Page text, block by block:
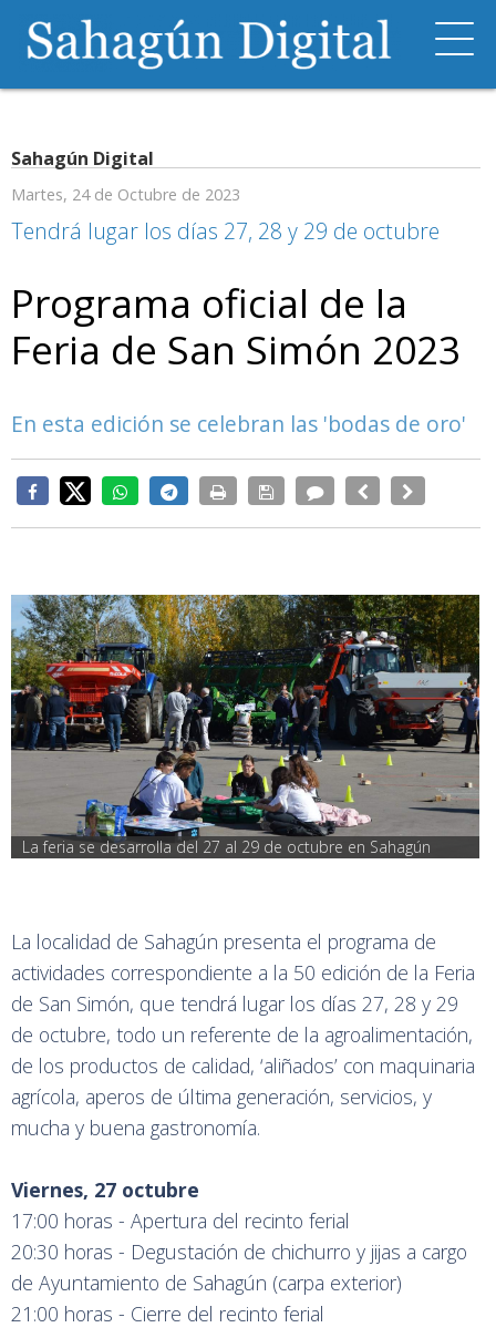
Sahagún Digital
Martes, 24 de Octubre de 2023
Tendrá lugar los días 27, 28 y 29 de octubre
Programa oficial de la
Feria de San Simón 2023
En esta edición se celebran las 'bodas de oro'
La feria se desarrolla del 27 al 29 de octubre en Sahagún
La localidad de Sahagún presenta el programa de
actividades correspondiente a la 50 edición de la Feria
de San Simón, que tendrá lugar los días 27, 28 y 29
de octubre, todo un referente de la agroalimentación,
de los productos de calidad, ‘aliñados’ con maquinaria
agrícola, aperos de última generación, servicios, y
mucha y buena gastronomía.
Viernes, 27 octubre
17:00 horas - Apertura del recinto ferial
20:30 horas - Degustación de chichurro y jijas a cargo
de Ayuntamiento de Sahagún (carpa exterior)
21:00 horas - Cierre del recinto ferial